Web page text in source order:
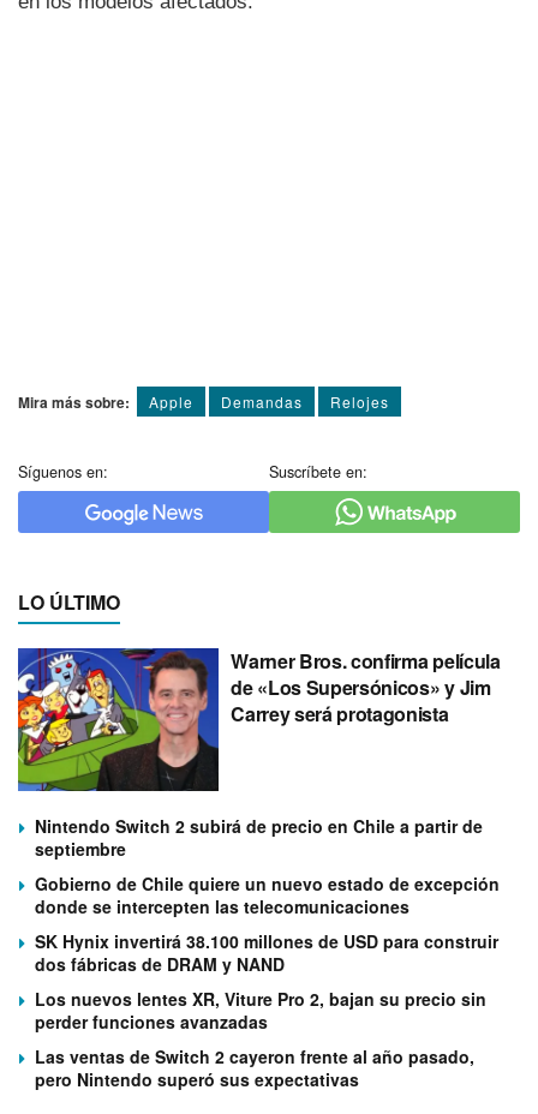
Mira más sobre: Apple Demandas Relojes
Síguenos en: Suscríbete en:
LO ÚLTIMO
Warner Bros. confirma película
de «Los Supersónicos» y Jim
Carrey será protagonista
Nintendo Switch 2 subirá de precio en Chile a partir de
septiembre
Gobierno de Chile quiere un nuevo estado de excepción
donde se intercepten las telecomunicaciones
SK Hynix invertirá 38.100 millones de USD para construir
dos fábricas de DRAM y NAND
Los nuevos lentes XR, Viture Pro 2, bajan su precio sin
perder funciones avanzadas
Las ventas de Switch 2 cayeron frente al año pasado,
pero Nintendo superó sus expectativas